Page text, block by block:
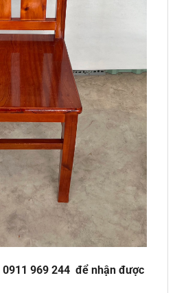
0911 969 244 để nhận được